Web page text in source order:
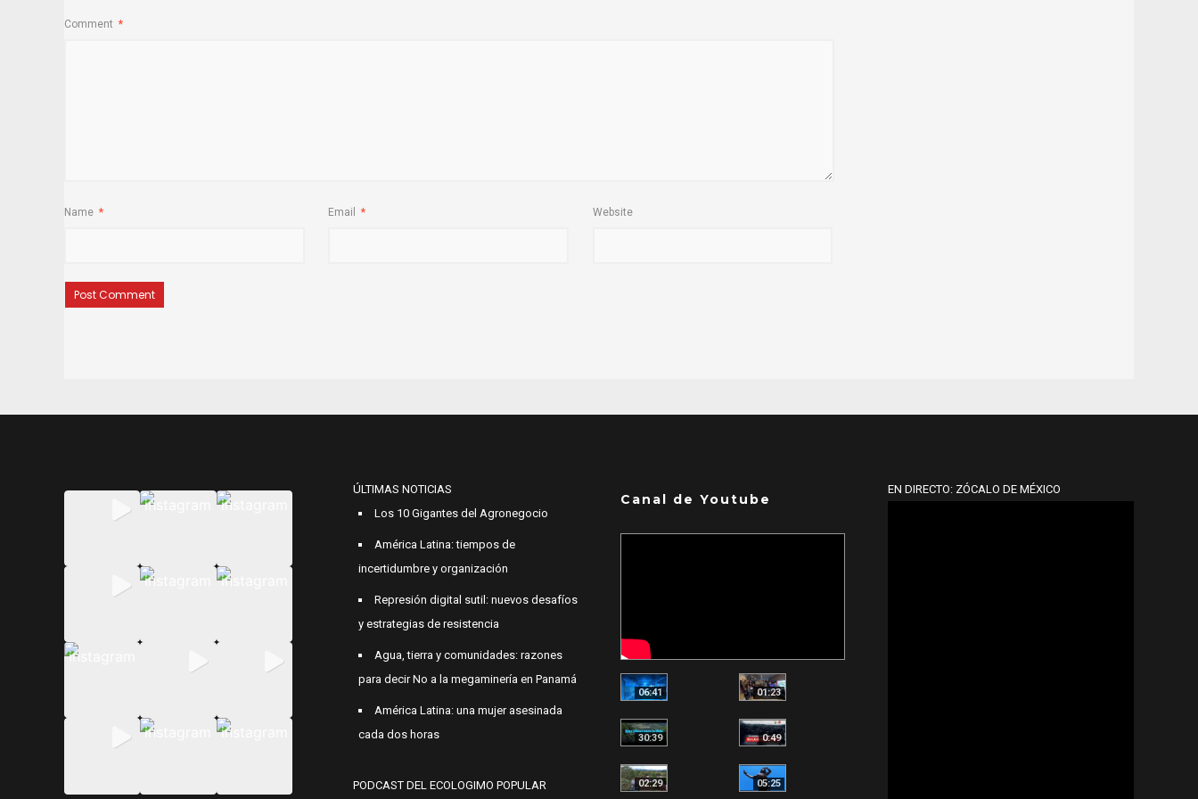
Comment *
Name * Email * Website
ÚLTIMAS NOTICIAS
Los 10 Gigantes del Agronegocio
América Latina: tiempos de
incertidumbre y organización
Represión digital sutil: nuevos desafíos
y estrategias de resistencia
Agua, tierra y comunidades: razones
para decir No a la megaminería en Panamá
América Latina: una mujer asesinada
cada dos horas
PODCAST DEL ECOLOGIMO POPULAR
Canal de Youtube
06:41 01:23
30:39 0:49
02:29 05:25
EN DIRECTO: ZÓCALO DE MÉXICO